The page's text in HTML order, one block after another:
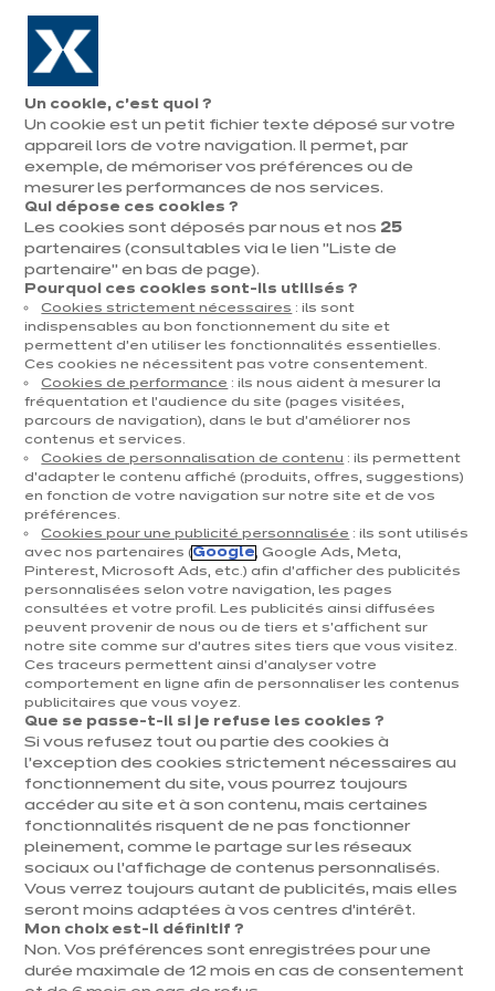
Aller à la navigation
Aller au contenu principal
Ouvrir
le
menu
magasins
Prendre
rendez-vous
Vous
êtes
ici
Accueil Cuisines Par catégorie Cuisines d'exposition Oxford zijdegrijs
Contact
Télécharger le catalogue
Prendre rendez-vous
Cuisines & aménagement
Cuisines équipées
Inspirations & conseils
Aménagement intérieur
Votre projet
À propos d'ixina
Recrutement
Newsletter
Découvrez toutes nos nouveautés
Un cookie, c’est quoi ?
Un cookie est un petit fichier texte déposé sur votre
appareil lors de votre navigation. Il permet, par
exemple, de mémoriser vos préférences ou de
mesurer les performances de nos services.
Qui dépose ces cookies ?
Les cookies sont déposés par nous et nos 25
partenaires (consultables via le lien "Liste de
partenaire" en bas de page).
Pourquoi ces cookies sont-ils utilisés ?
Cookies strictement nécessaires : ils sont
indispensables au bon fonctionnement du site et
permettent d’en utiliser les fonctionnalités essentielles.
Ces cookies ne nécessitent pas votre consentement.
Cookies de performance : ils nous aident à mesurer la
fréquentation et l’audience du site (pages visitées,
parcours de navigation), dans le but d’améliorer nos
contenus et services.
Cookies de personnalisation de contenu : ils permettent
d’adapter le contenu affiché (produits, offres, suggestions)
en fonction de votre navigation sur notre site et de vos
préférences.
Cookies pour une publicité personnalisée : ils sont utilisés
avec nos partenaires (Google, Google Ads, Meta,
Pinterest, Microsoft Ads, etc.) afin d’afficher des publicités
personnalisées selon votre navigation, les pages
consultées et votre profil. Les publicités ainsi diffusées
peuvent provenir de nous ou de tiers et s'affichent sur
notre site comme sur d’autres sites tiers que vous visitez.
Ces traceurs permettent ainsi d'analyser votre
comportement en ligne afin de personnaliser les contenus
publicitaires que vous voyez.
Que se passe-t-il si je refuse les cookies ?
Si vous refusez tout ou partie des cookies à
l’exception des cookies strictement nécessaires au
fonctionnement du site, vous pourrez toujours
accéder au site et à son contenu, mais certaines
fonctionnalités risquent de ne pas fonctionner
pleinement, comme le partage sur les réseaux
sociaux ou l’affichage de contenus personnalisés.
Vous verrez toujours autant de publicités, mais elles
seront moins adaptées à vos centres d’intérêt.
Mon choix est-il définitif ?
Non. Vos préférences sont enregistrées pour une
durée maximale de 12 mois en cas de consentement